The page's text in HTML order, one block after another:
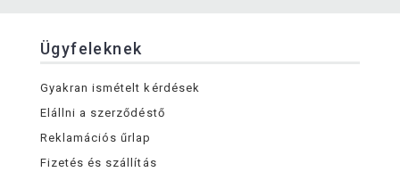
Ügyfeleknek
Gyakran ismételt kérdések
Elállni a szerződéstő
Reklamációs űrlap
Fizetés és szállítás